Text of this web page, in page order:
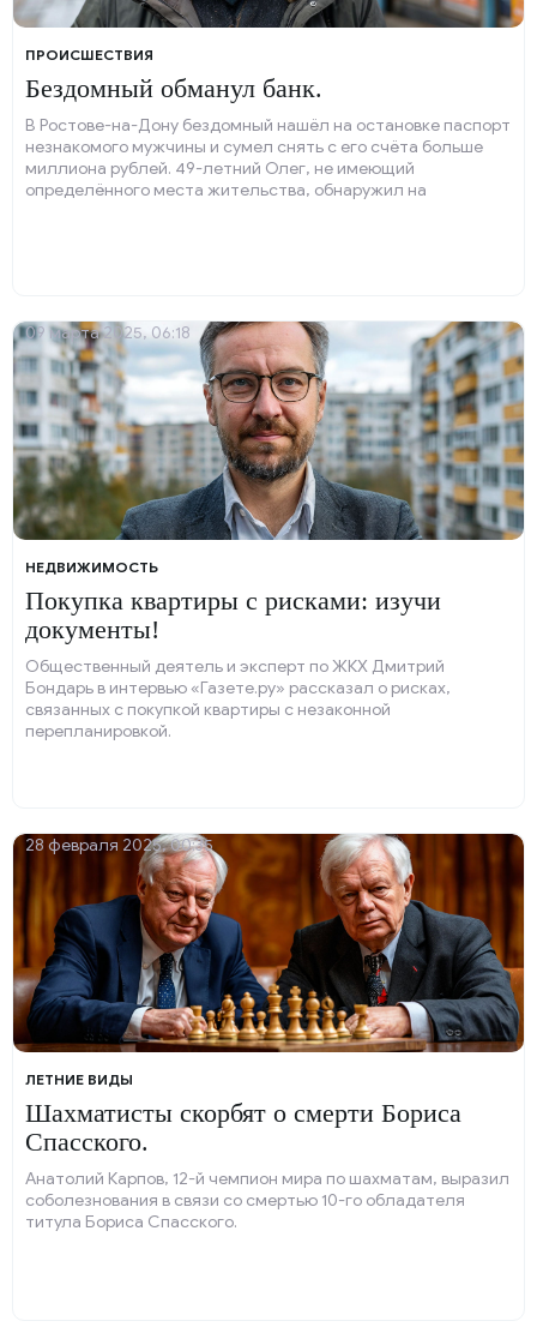
ПРОИСШЕСТВИЯ
Бездомный обманул банк.
В Ростове-на-Дону бездомный нашёл на остановке паспорт
незнакомого мужчины и сумел снять с его счёта больше
миллиона рублей. 49-летний Олег, не имеющий
определённого места жительства, обнаружил на
НЕДВИЖИМОСТЬ
Покупка квартиры с рисками: изучи
документы!
Общественный деятель и эксперт по ЖКХ Дмитрий
Бондарь в интервью «Газете.ру» рассказал о рисках,
связанных с покупкой квартиры с незаконной
перепланировкой.
09 марта 2025, 06:18
ЛЕТНИЕ ВИДЫ
Шахматисты скорбят о смерти Бориса
Спасского.
Анатолий Карпов, 12-й чемпион мира по шахматам, выразил
соболезнования в связи со смертью 10-го обладателя
титула Бориса Спасского.
28 февраля 2025, 00:35